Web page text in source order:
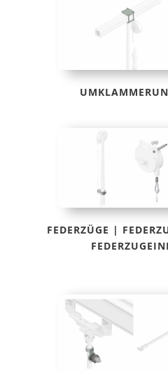
FEDERZÜGE |